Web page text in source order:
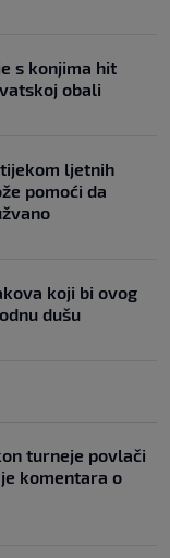
s konjima hit
obali
ljetnih
pomoći da
koji bi ovog
dušu
turneje povlači
komentara o